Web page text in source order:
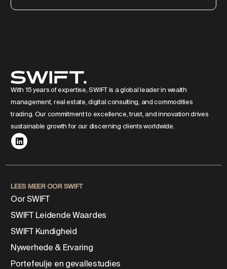
With 15 years of expertise, SWIFT is a global leader in wealth
management, real estate, digital consulting, and commodities
trading. Our commitment to excellence, trust, and innovation drives
sustainable growth for our discerning clients worldwide.
LEES MEER OOR SWIFT
Oor SWIFT
SWIFT Leidende Waardes
SWIFT Kundigheid
Nywerhede & Ervaring
Portefeulje en gevallestudies